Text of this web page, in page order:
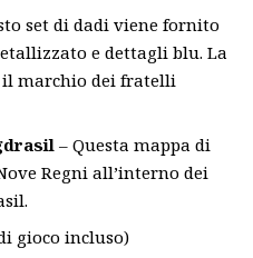
set di dadi viene fornito
e dettagli blu. La
il marchio dei fratelli
– Questa mappa di
Regni all’interno dei
gioco incluso)